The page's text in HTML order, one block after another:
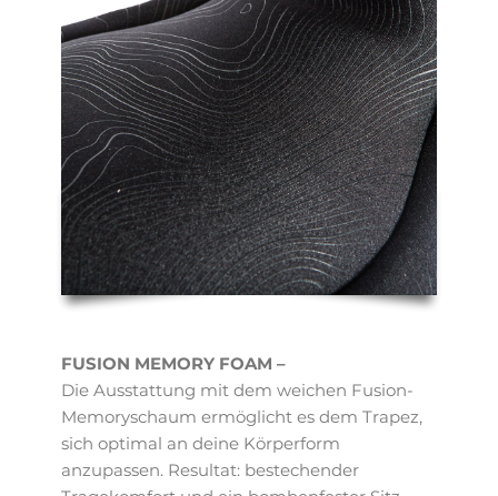
FUSION MEMORY FOAM –
Die Ausstattung mit dem weichen Fusion-
Memoryschaum ermöglicht es dem Trapez,
sich optimal an deine Körperform
anzupassen. Resultat: bestechender